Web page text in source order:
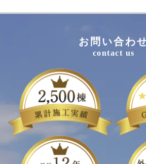
お問い合わ
contact us